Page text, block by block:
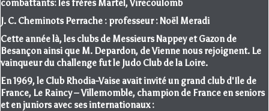
combattants: les frères Martel, Virecoulomb
J. C. Cheminots Perrache : professeur : Noël Meradi
Cette année là, les clubs de Messieurs Nappey et Gazon de
Besançon ainsi que M. Depardon, de Vienne nous rejoignent. Le
vainqueur du challenge fut le Judo Club de la Loire.
En 1969, le Club Rhodia-Vaise avait invité un grand club d'Ile de
France, Le Raincy – Villemomble, champion de France en seniors
et en juniors avec ses internationaux :